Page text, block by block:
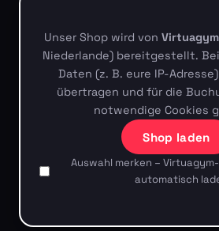
Unser Shop wird von Virtuagym
Niederlande) bereitgestellt.
Daten (z. B. eure IP-
übertragen und für die
notwendige Cookies
Shop laden
Auswahl merken –
automatisch